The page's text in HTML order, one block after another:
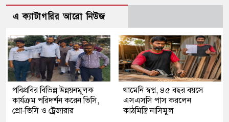
এ ক্যাটাগরির আরো নিউজ
পবিপ্রবির বিভিন্ন উন্নয়নমূলক
কার্যক্রম পরিদর্শন করেন ভিসি,
প্রো-ভিসি ও ট্রেজারার
থামেনি স্বপ্ন, ৪৫ বছর বয়সে
এসএসসি পাস করলেন
কাঠমিস্ত্রি নাসিমুল